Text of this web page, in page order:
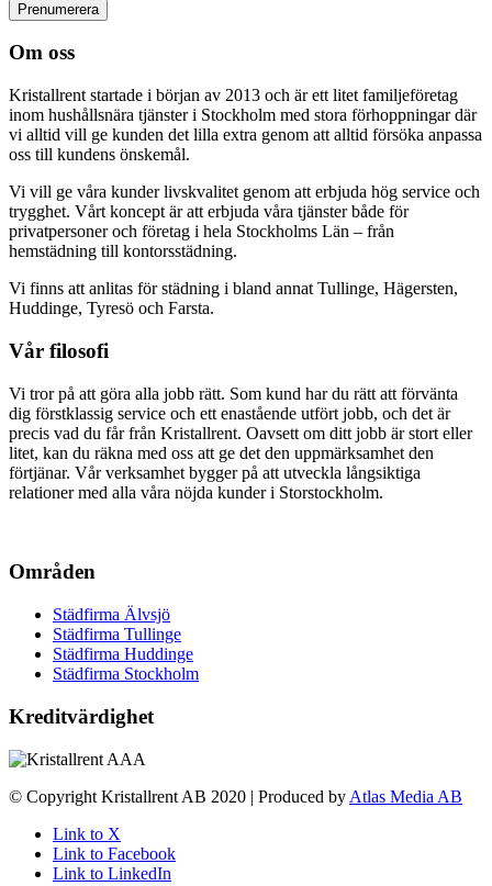
Om oss
Kristallrent startade i början av 2013 och är ett litet familjeföretag
inom hushållsnära tjänster i Stockholm med stora förhoppningar där
vi alltid vill ge kunden det lilla extra genom att alltid försöka anpassa
oss till kundens önskemål.
Vi vill ge våra kunder livskvalitet genom att erbjuda hög service och
trygghet. Vårt koncept är att erbjuda våra tjänster både för
privatpersoner och företag i hela Stockholms Län – från
hemstädning till kontorsstädning.
Vi finns att anlitas för städning i bland annat Tullinge, Hägersten,
Huddinge, Tyresö och Farsta.
Vår filosofi
Vi tror på att göra alla jobb rätt. Som kund har du rätt att förvänta
dig förstklassig service och ett enastående utfört jobb, och det är
precis vad du får från Kristallrent. Oavsett om ditt jobb är stort eller
litet, kan du räkna med oss att ge det den uppmärksamhet den
förtjänar. Vår verksamhet bygger på att utveckla långsiktiga
relationer med alla våra nöjda kunder i Storstockholm.
Områden
Städfirma Älvsjö
Städfirma Tullinge
Städfirma Huddinge
Städfirma Stockholm
Kreditvärdighet
© Copyright Kristallrent AB 2020 | Produced by Atlas Media AB
Link to X
Link to Facebook
Link to LinkedIn